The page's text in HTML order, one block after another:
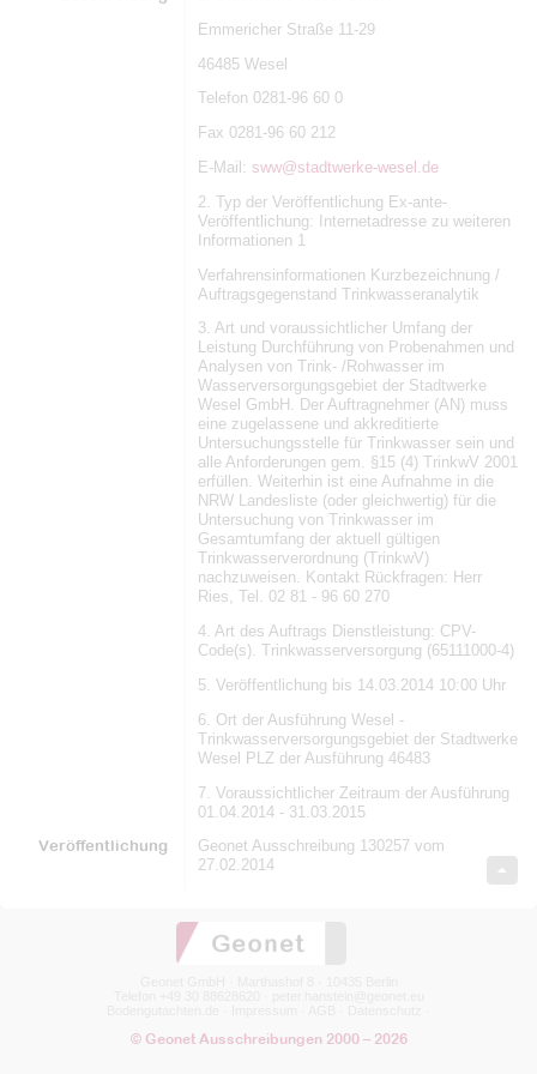
Emmericher Straße 11-29
46485 Wesel
Telefon 0281-96 60 0
Fax 0281-96 60 212
E-Mail: sww@stadtwerke-wesel.de
2. Typ der Veröffentlichung Ex-ante-
Veröffentlichung: Internetadresse zu weiteren
Informationen 1
Verfahrensinformationen Kurzbezeichnung /
Auftragsgegenstand Trinkwasseranalytik
3. Art und voraussichtlicher Umfang der
Leistung Durchführung von Probenahmen und
Analysen von Trink- /Rohwasser im
Wasserversorgungsgebiet der Stadtwerke
Wesel GmbH. Der Auftragnehmer (AN) muss
eine zugelassene und akkreditierte
Untersuchungsstelle für Trinkwasser sein und
alle Anforderungen gem. §15 (4) TrinkwV 2001
erfüllen. Weiterhin ist eine Aufnahme in die
NRW Landesliste (oder gleichwertig) für die
Untersuchung von Trinkwasser im
Gesamtumfang der aktuell gültigen
Trinkwasserverordnung (TrinkwV)
nachzuweisen. Kontakt Rückfragen: Herr
Ries, Tel. 02 81 - 96 60 270
4. Art des Auftrags Dienstleistung: CPV-
Code(s). Trinkwasserversorgung (65111000-4)
5. Veröffentlichung bis 14.03.2014 10:00 Uhr
6. Ort der Ausführung Wesel -
Trinkwasserversorgungsgebiet der Stadtwerke
Wesel PLZ der Ausführung 46483
7. Voraussichtlicher Zeitraum der Ausführung
01.04.2014 - 31.03.2015
Veröffentlichung
Geonet Ausschreibung 130257 vom
27.02.2014
© Geonet Ausschreibungen 2000 – 2026